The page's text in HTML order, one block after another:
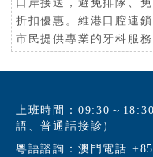
口岸接送，避免排隊、
折扣優惠。維港口腔連
市民提供專業的牙科服務
上班時間：09:30～
語、普通話接診）
粵語諮詢：澳門電話